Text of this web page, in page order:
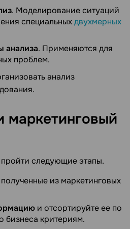
. Моделирование ситуаций
специальныхдвухмерных
анализа. Применяются для
проблем.
анализ
маркетинговый
следующие этапы.
полученные из маркетинговых
и отсортируйте ее по
бизнеса критериям.